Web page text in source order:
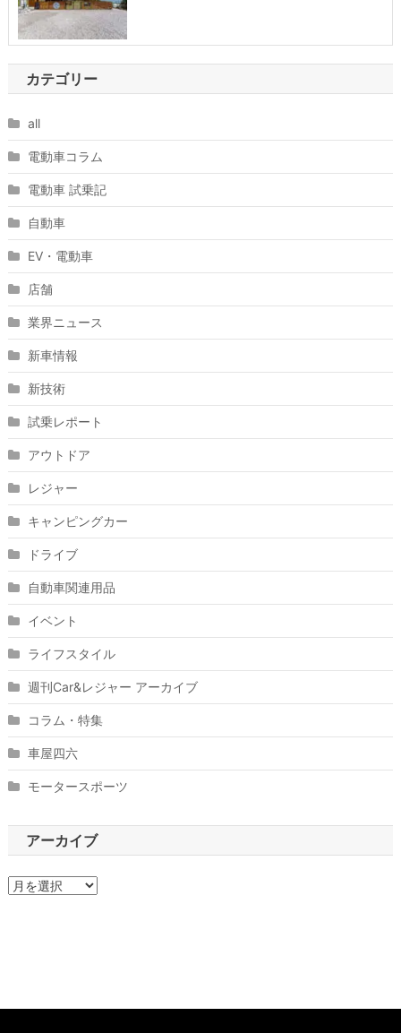
カテゴリー
all
電動車コラム
電動車 試乗記
自動車
EV・電動車
店舗
業界ニュース
新車情報
新技術
試乗レポート
アウトドア
レジャー
キャンピングカー
ドライブ
自動車関連用品
イベント
ライフスタイル
週刊Car&レジャー アーカイブ
コラム・特集
車屋四六
モータースポーツ
アーカイブ
ア